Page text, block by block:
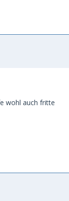
wohl auch fritte